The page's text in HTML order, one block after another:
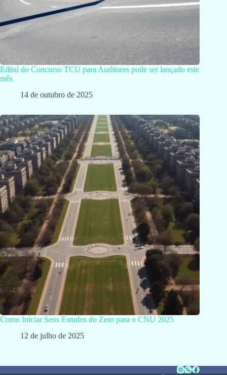
Edital do Concurso TCU para Auditores pode ser lançado este
mês
14 de outubro de 2025
Como Iniciar Seus Estudos do Zero para o CNU 2025
12 de julho de 2025